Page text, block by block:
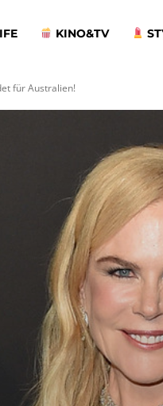
KINO&TV
für Australien!